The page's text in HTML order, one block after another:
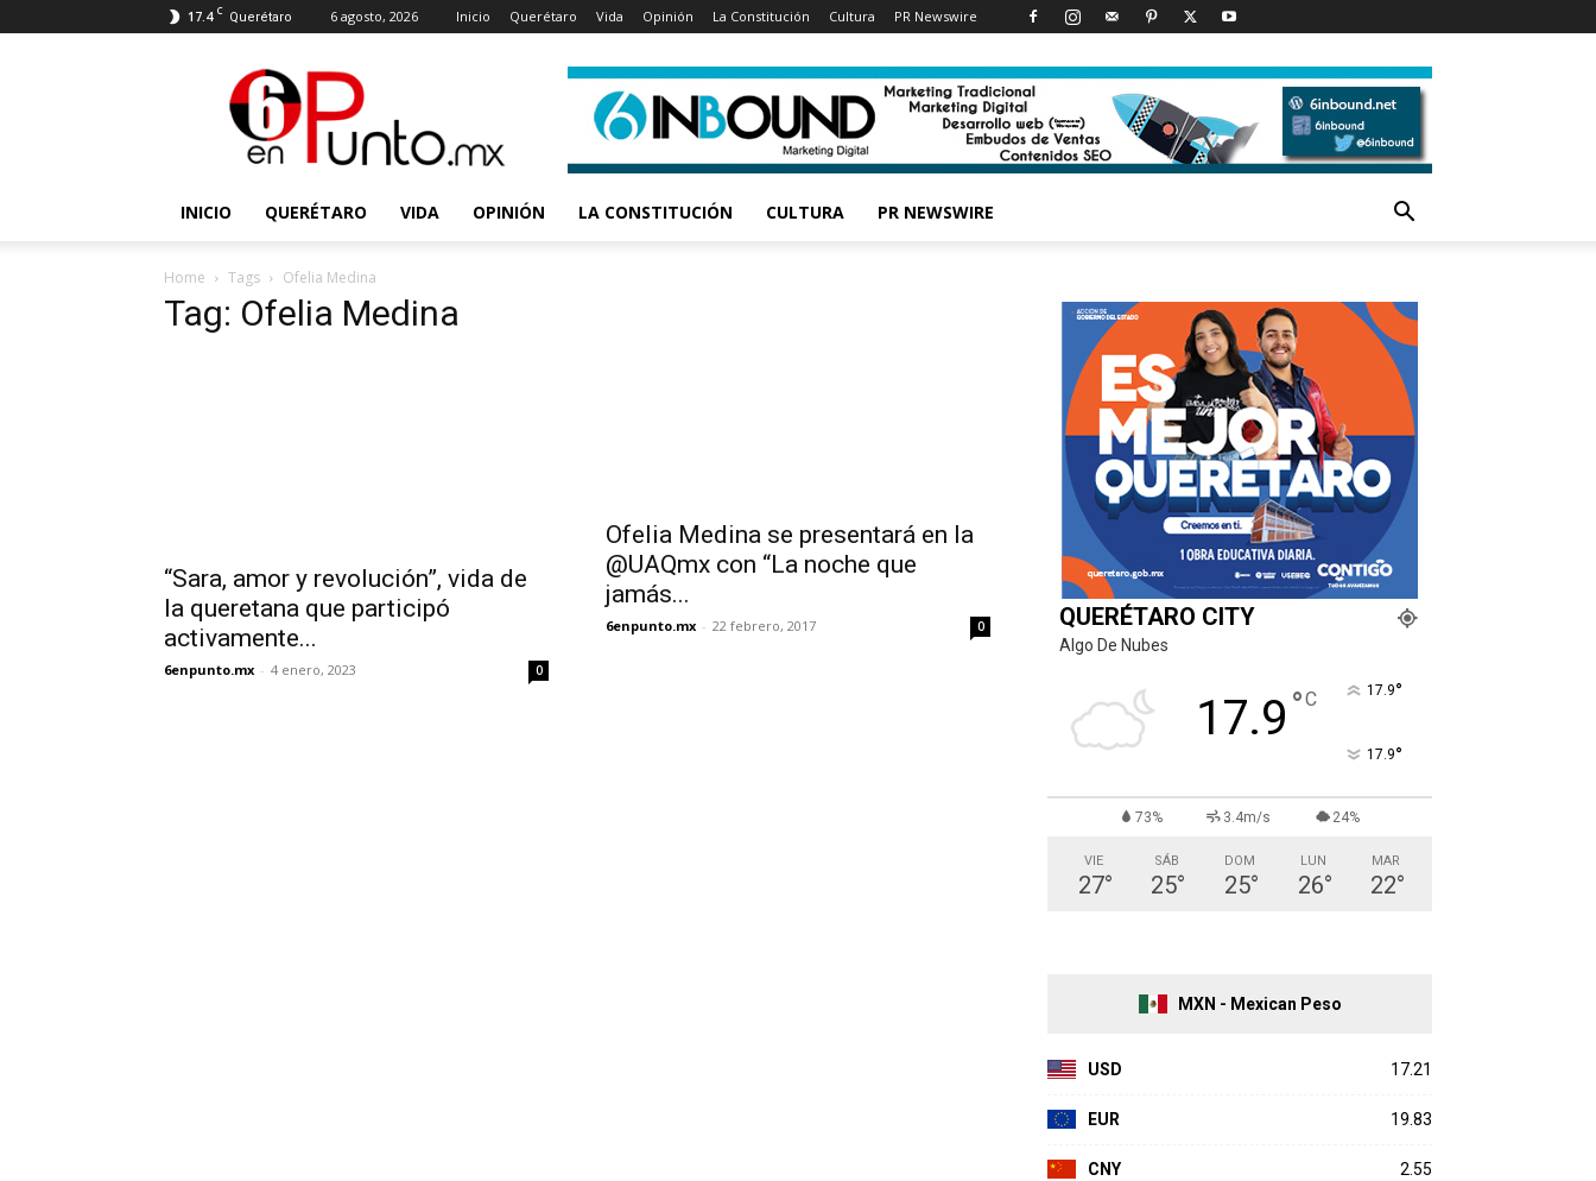
17.4 C Querétaro 6 agosto, 2026 Inicio Querétaro Vida Opinión La Constitución Cultura PR Newswire
punto
INICIO QUERÉTARO VIDA OPINIÓN LA CONSTITUCIÓN CULTURA PR NEWSWIRE
Home Tags Ofelia Medina
Tag: Ofelia Medina
“Sara, amor y revolución”, vida de
la queretana que participó
activamente...
6enpunto.mx - 4 enero, 2023 0
Ofelia Medina se presentará en la
@UAQmx con “La noche que
jamás...
6enpunto.mx - 22 febrero, 2017 0 QUERÉTARO CITY
Algo De Nubes
17.9 °C 17.9°
17.9°
73% 3.4m/s 24%
VIE
27°
SÁB
25°
DOM
25°
LUN
26°
MAR
22°
MXN - Mexican Peso
USD 17.21
EUR 19.83
CNY 2.55